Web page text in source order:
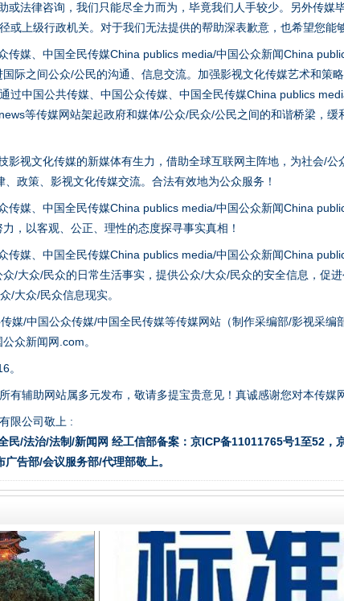
或法律咨询，我们只能尽全力而为，毕竟我们人手较少。另外传媒
或上级行政机关。对于我们无法提供的帮助深表歉意，也希望您能
传媒、中国全民传媒China publics media/中国公众新闻China
际之间公众/公民的沟通、信息交流。加强影视文化传媒艺术和策
过中国公共传媒、中国公众传媒、中国全民传媒China publics
等传媒网站架起政府和媒体/公众/民众/公民之间的和谐桥梁，
影视文化传媒的新媒体有生力，借助全球互联网主阵地，为社会/
政策、影视文化传媒交流。合法有效地为公众服务！
传媒、中国全民传媒China publics media/中国公众新闻China
，以客观、公正、理性的态度探寻事实真相！
传媒、中国全民传媒China publics media/中国公众新闻China
/大众/民众的日常生活事实，提供公众/大众/民众的安全信息，促
/大众/民众信息现实。
媒/中国公众传媒/中国全民传媒等传媒网站（制作采编部/影视采编
众新闻网.com。
。
有辅助网站属多元发布，敬请多提宝贵意见！真诚感谢您对本传媒
限公司敬上 :
民/法治/法制/新闻网 经工信部备案：京ICP备11011765号1至52，
告部/会议服务部/代理部敬上。
超标问题”
一批国家标准开始实施